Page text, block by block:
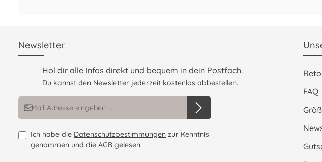
Newsletter
Hol dir alle Infos direkt und bequem in dein Postfach.
Du kannst den Newsletter jederzeit kostenlos abbestellen.
E-Mail-Adresse*
Ich habe die Datenschutzbestimmungen zur Kenntnis
genommen und die AGB gelesen.
FAQ